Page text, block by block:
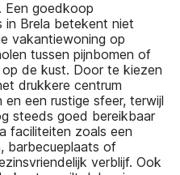
Een goedkoop
in Brela betekent niet
vakantiewoning op
tussen pijnbomen of
de kust. Door te kiezen
drukkere centrum
een rustige sfeer, terwijl
steeds goed bereikbaar
faciliteiten zoals een
barbecueplaats of
verblijf. Ook